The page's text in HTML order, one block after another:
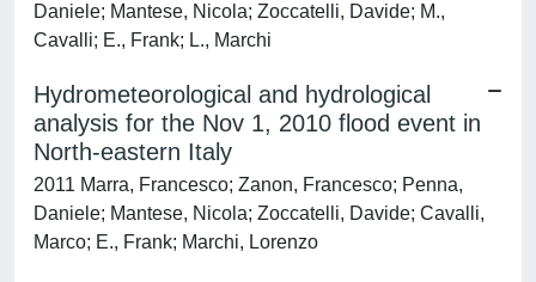
Daniele; Mantese, Nicola; Zoccatelli, Davide; M.,
Cavalli; E., Frank; L., Marchi
Hydrometeorological and hydrological
analysis for the Nov 1, 2010 flood event in
North-eastern Italy
2011 Marra, Francesco; Zanon, Francesco; Penna,
Daniele; Mantese, Nicola; Zoccatelli, Davide; Cavalli,
Marco; E., Frank; Marchi, Lorenzo